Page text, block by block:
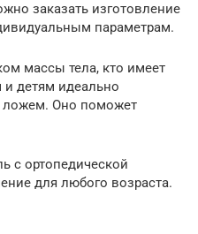
заказать изготовление
параметрам.
массы тела, кто имеет
детям идеально
ложем. Оно поможет
с ортопедической
для любого возраста.